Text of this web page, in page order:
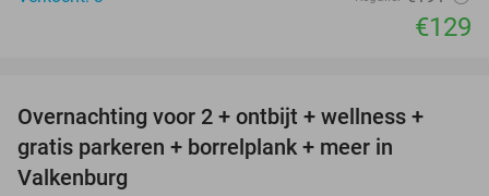
€129
33%
Overnachting voor 2 + ontbijt + wellness +
gratis parkeren + borrelplank + meer in
Valkenburg